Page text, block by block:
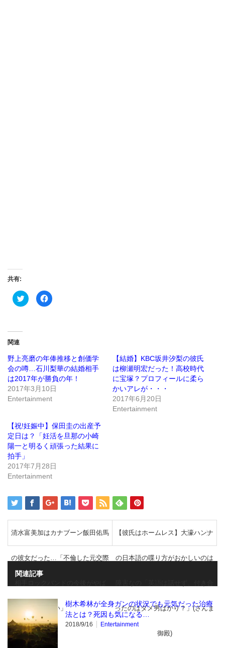
共有:
ク
リ
(新
し
い
ウ
ィ
ン
ド
ウ
ま
す)
Facebook
で
ッ
ク
し
て
く
だ
さ
い
ウ
ィ
ン
ド
ウ
き
ま
す)
関連
野上亮磨の年俸推移と創価学
会の噂…石川梨華の結婚相手
は2017年が勝負の年！
2017年3月10日
Entertainment
【結婚】KBC坂井汐梨の彼氏
は柳瀬明宏だった！高校時代
に宝塚？プロフィールに柔ら
かいアレが・・・
2017年6月20日
Entertainment
【祝!妊娠中】保田圭の出産予
定日は？「妊活を旦那の小崎
陽一と明るく頑張った結果に
拍手」
2017年7月28日
Entertainment
清水富美加はカナブーン飯田佑馬
の彼女だった…「不倫した元交際
い」
【彼氏はホームレス】大濠ハンナ
の日本語の喋り方がおかしいのは
ったのはダメ男ばかり？」(さんま
御殿)
関連記事
樹木希林が全身ガンの状況でも元気だった治療
法とは？死因も気になる…
2018/9/16 Entertainment